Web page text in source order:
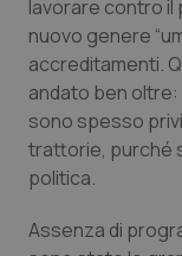
lavorare contro il
nuovo genere
accreditamenti.
andato ben
sono spesso
trattorie, purché
politica.
Assenza di